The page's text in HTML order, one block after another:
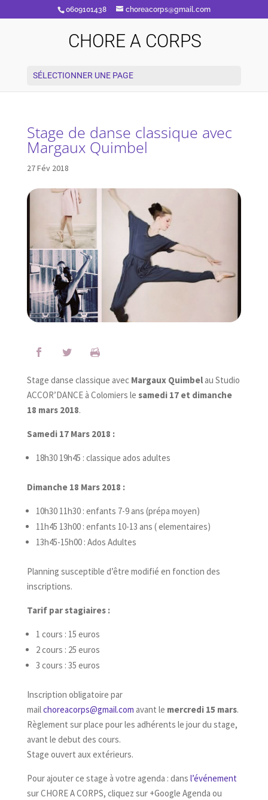
0609101438 choreacorps@gmail.com
CHORE A CORPS
SÉLECTIONNER UNE PAGE
Stage de danse classique avec
Margaux Quimbel
27 Fév 2018
Stage danse classique avec Margaux Quimbelau Studio
ACCOR’DANCE à Colomiers le samedi 17 et dimanche
18 mars 2018.
Samedi 17 Mars 2018 :
18h30 19h45 : classique ados adultes
Dimanche 18 Mars 2018 :
10h30 11h30 : enfants 7-9 ans (prépa moyen)
11h45 13h00 : enfants 10-13 ans ( elementaires)
13h45-15h00 : Ados Adultes
Planning susceptible d’être modifié en fonction des
inscriptions.
Tarif par stagiaires :
1 cours : 15 euros
2 cours : 25 euros
3 cours : 35 euros
Inscription obligatoire par
mailchoreacorps@gmail.com avant le mercredi 15 mars.
Règlement sur place pour les adhérents le jour du stage,
avant le debut des cours.
Stage ouvert aux extérieurs.
Pour ajouter ce stage à votre agenda : dans l’événement
sur CHORE A CORPS, cliquez sur +Google Agenda ou